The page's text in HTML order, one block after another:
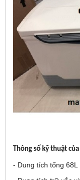
Thông số kỹ thuật
- Dung tích tổng 68L